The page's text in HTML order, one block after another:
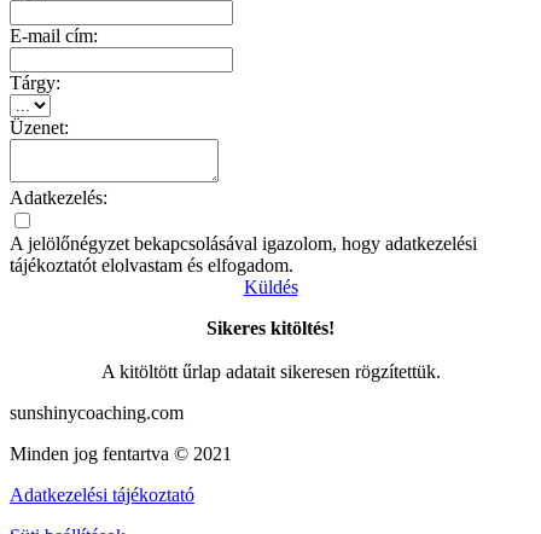
E-mail cím:
Tárgy:
Üzenet:
Adatkezelés:
A jelölőnégyzet bekapcsolásával igazolom, hogy adatkezelési
tájékoztatót elolvastam és elfogadom.
Küldés
Sikeres kitöltés!
A kitöltött űrlap adatait sikeresen rögzítettük.
sunshinycoaching.com
Minden jog fentartva © 2021
Adatkezelési tájékoztató